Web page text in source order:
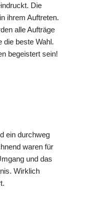
Die
ihrem Auftreten.
alle Aufträge
die beste Wahl.
begeistert sein!
ein durchweg
waren für
und das
Wirklich